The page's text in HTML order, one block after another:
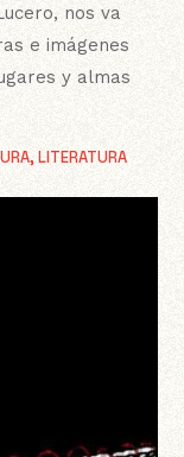
,LITERATURA
nos va
e imágenes
y almas